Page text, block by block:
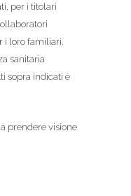
per i titolari
i loro familiari.
sanitaria
sopra indicati è
prendere visione